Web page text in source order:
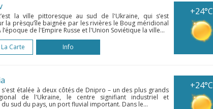
+24°C
la ville pittoresque au sud de l'Ukraine, qui s’est
la prèsqu’île baignée par les rivières le Boug méridional
l’époque de l'Empire Russe et l'Union Soviétique la ville...
Carte
Info
+24°C
s'est étalée à deux côtés de Dnipro – un des plus grands
de l'Ukraine, le centre signifiant industriel et
sud du pays, un port fluvial important. Dans le...